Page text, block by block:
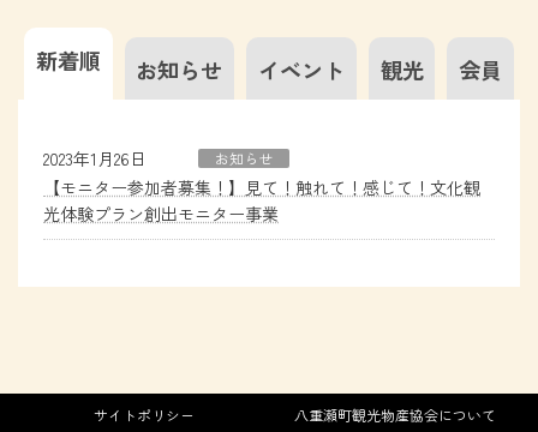
新着順 お知らせ イベント 観光 会員
2023年1月26日 お知らせ
【モニター参加者募集！】見て！触れて！感じて！文化観
光体験プラン創出モニター事業
サイトポリシー 八重瀬町観光物産協会について